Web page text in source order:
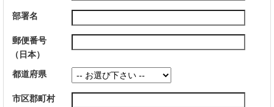
部署名
郵便番号
（日本）
都道府県
市区郡町村